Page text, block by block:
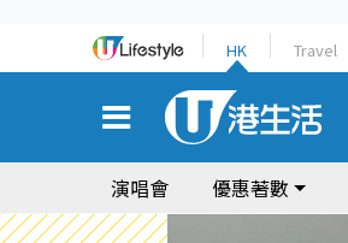
HK Travel
演唱會 優惠著數